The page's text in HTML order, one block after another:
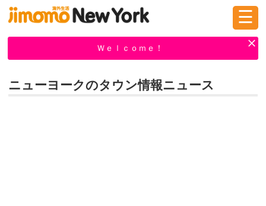
☰
Ｗｅｌｃｏｍｅ！
ニューヨークのタウン情報ニュース